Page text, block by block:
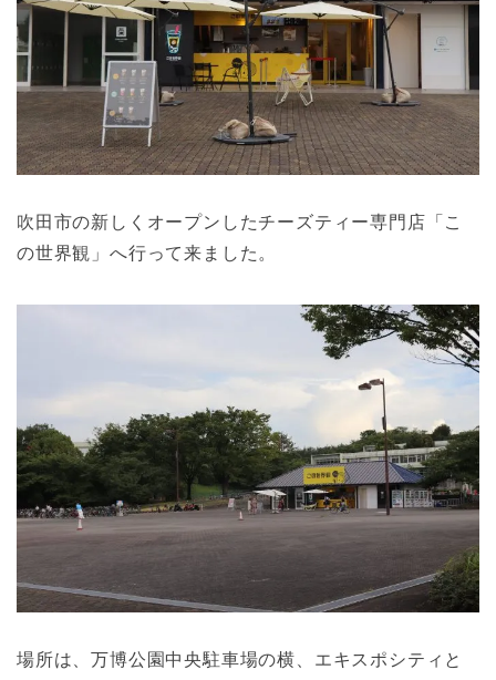
吹田市の新しくオープンしたチーズティー専門店「こ
の世界観」へ行って来ました。
場所は、万博公園中央駐車場の横、エキスポシティと